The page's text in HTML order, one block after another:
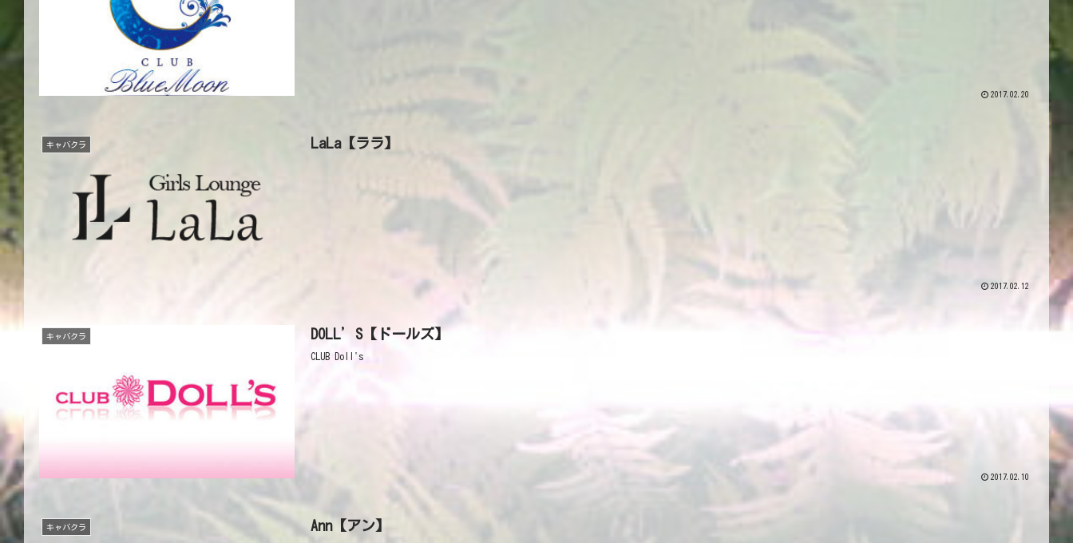
2017.02.20
キャバクラ LaLa【ララ】
2017.02.12
キャバクラ DOLL’S【ドールズ】
CLUB Doll's
2017.02.10
キャバクラ Ann【アン】